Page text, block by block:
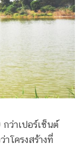
ว่าเปอร์เซ็นต์
าโครงสร้างที่